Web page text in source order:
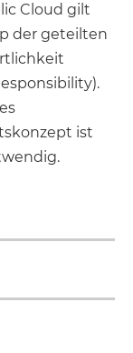
Cloud gilt
der geteilten
ist